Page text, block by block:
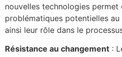
nouvelles technologies permet
problématiques potentielles
ainsi leur rôle dans le
Résistance au changement :